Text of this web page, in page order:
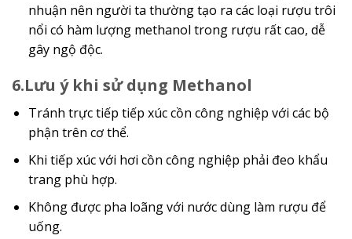
nhuận nên người ta thường tạo ra các loại rượu trôi
nổi có hàm lượng methanol trong rượu rất cao, dễ
gây ngộ độc.
6.Lưu ý khi sử dụng Methanol
Tránh trực tiếp tiếp xúc cồn công nghiệp với các bộ
phận trên cơ thể.
Khi tiếp xúc với hơi cồn công nghiệp phải đeo khẩu
trang phù hợp.
Không được pha loãng với nước dùng làm rượu để
uống.